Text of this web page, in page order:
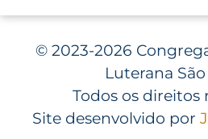
©2023-2026
Luterana
Todos os direitos
Site desenvolvido por